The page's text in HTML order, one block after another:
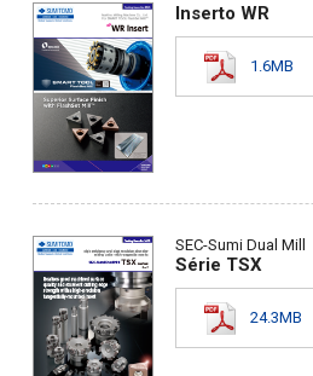
Inserto WR
1.6MB
SEC-Sumi Dual Mill
Série TSX
24.3MB